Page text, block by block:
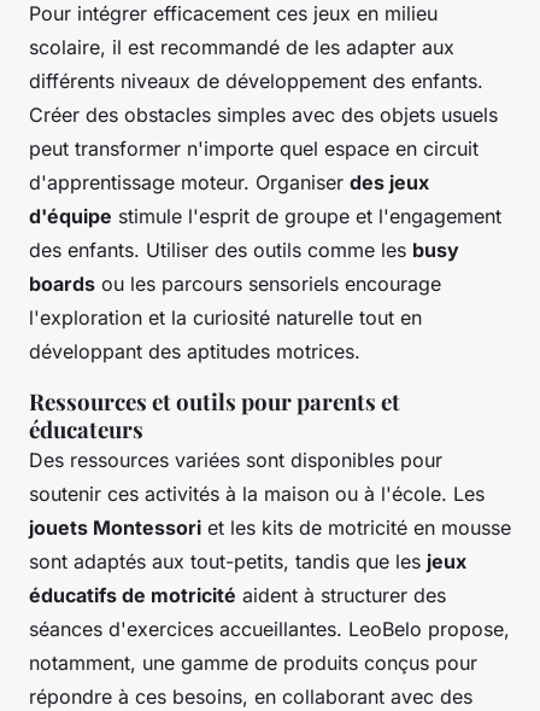
Pour intégrer efficacement ces jeux en milieu
scolaire, il est recommandé de les adapter aux
différents niveaux de développement des enfants.
Créer des obstacles simples avec des objets usuels
peut transformer n'importe quel espace en circuit
d'apprentissage moteur. Organiser des jeux
d'équipe stimule l'esprit de groupe et l'engagement
des enfants. Utiliser des outils comme les busy
boards ou les parcours sensoriels encourage
l'exploration et la curiosité naturelle tout en
développant des aptitudes motrices.
Ressources et outils pour parents et
éducateurs
Des ressources variées sont disponibles pour
soutenir ces activités à la maison ou à l'école. Les
jouets Montessori et les kits de motricité en mousse
sont adaptés aux tout-petits, tandis que les jeux
éducatifs de motricité aident à structurer des
séances d'exercices accueillantes. LeoBelo propose,
notamment, une gamme de produits conçus pour
répondre à ces besoins, en collaborant avec des